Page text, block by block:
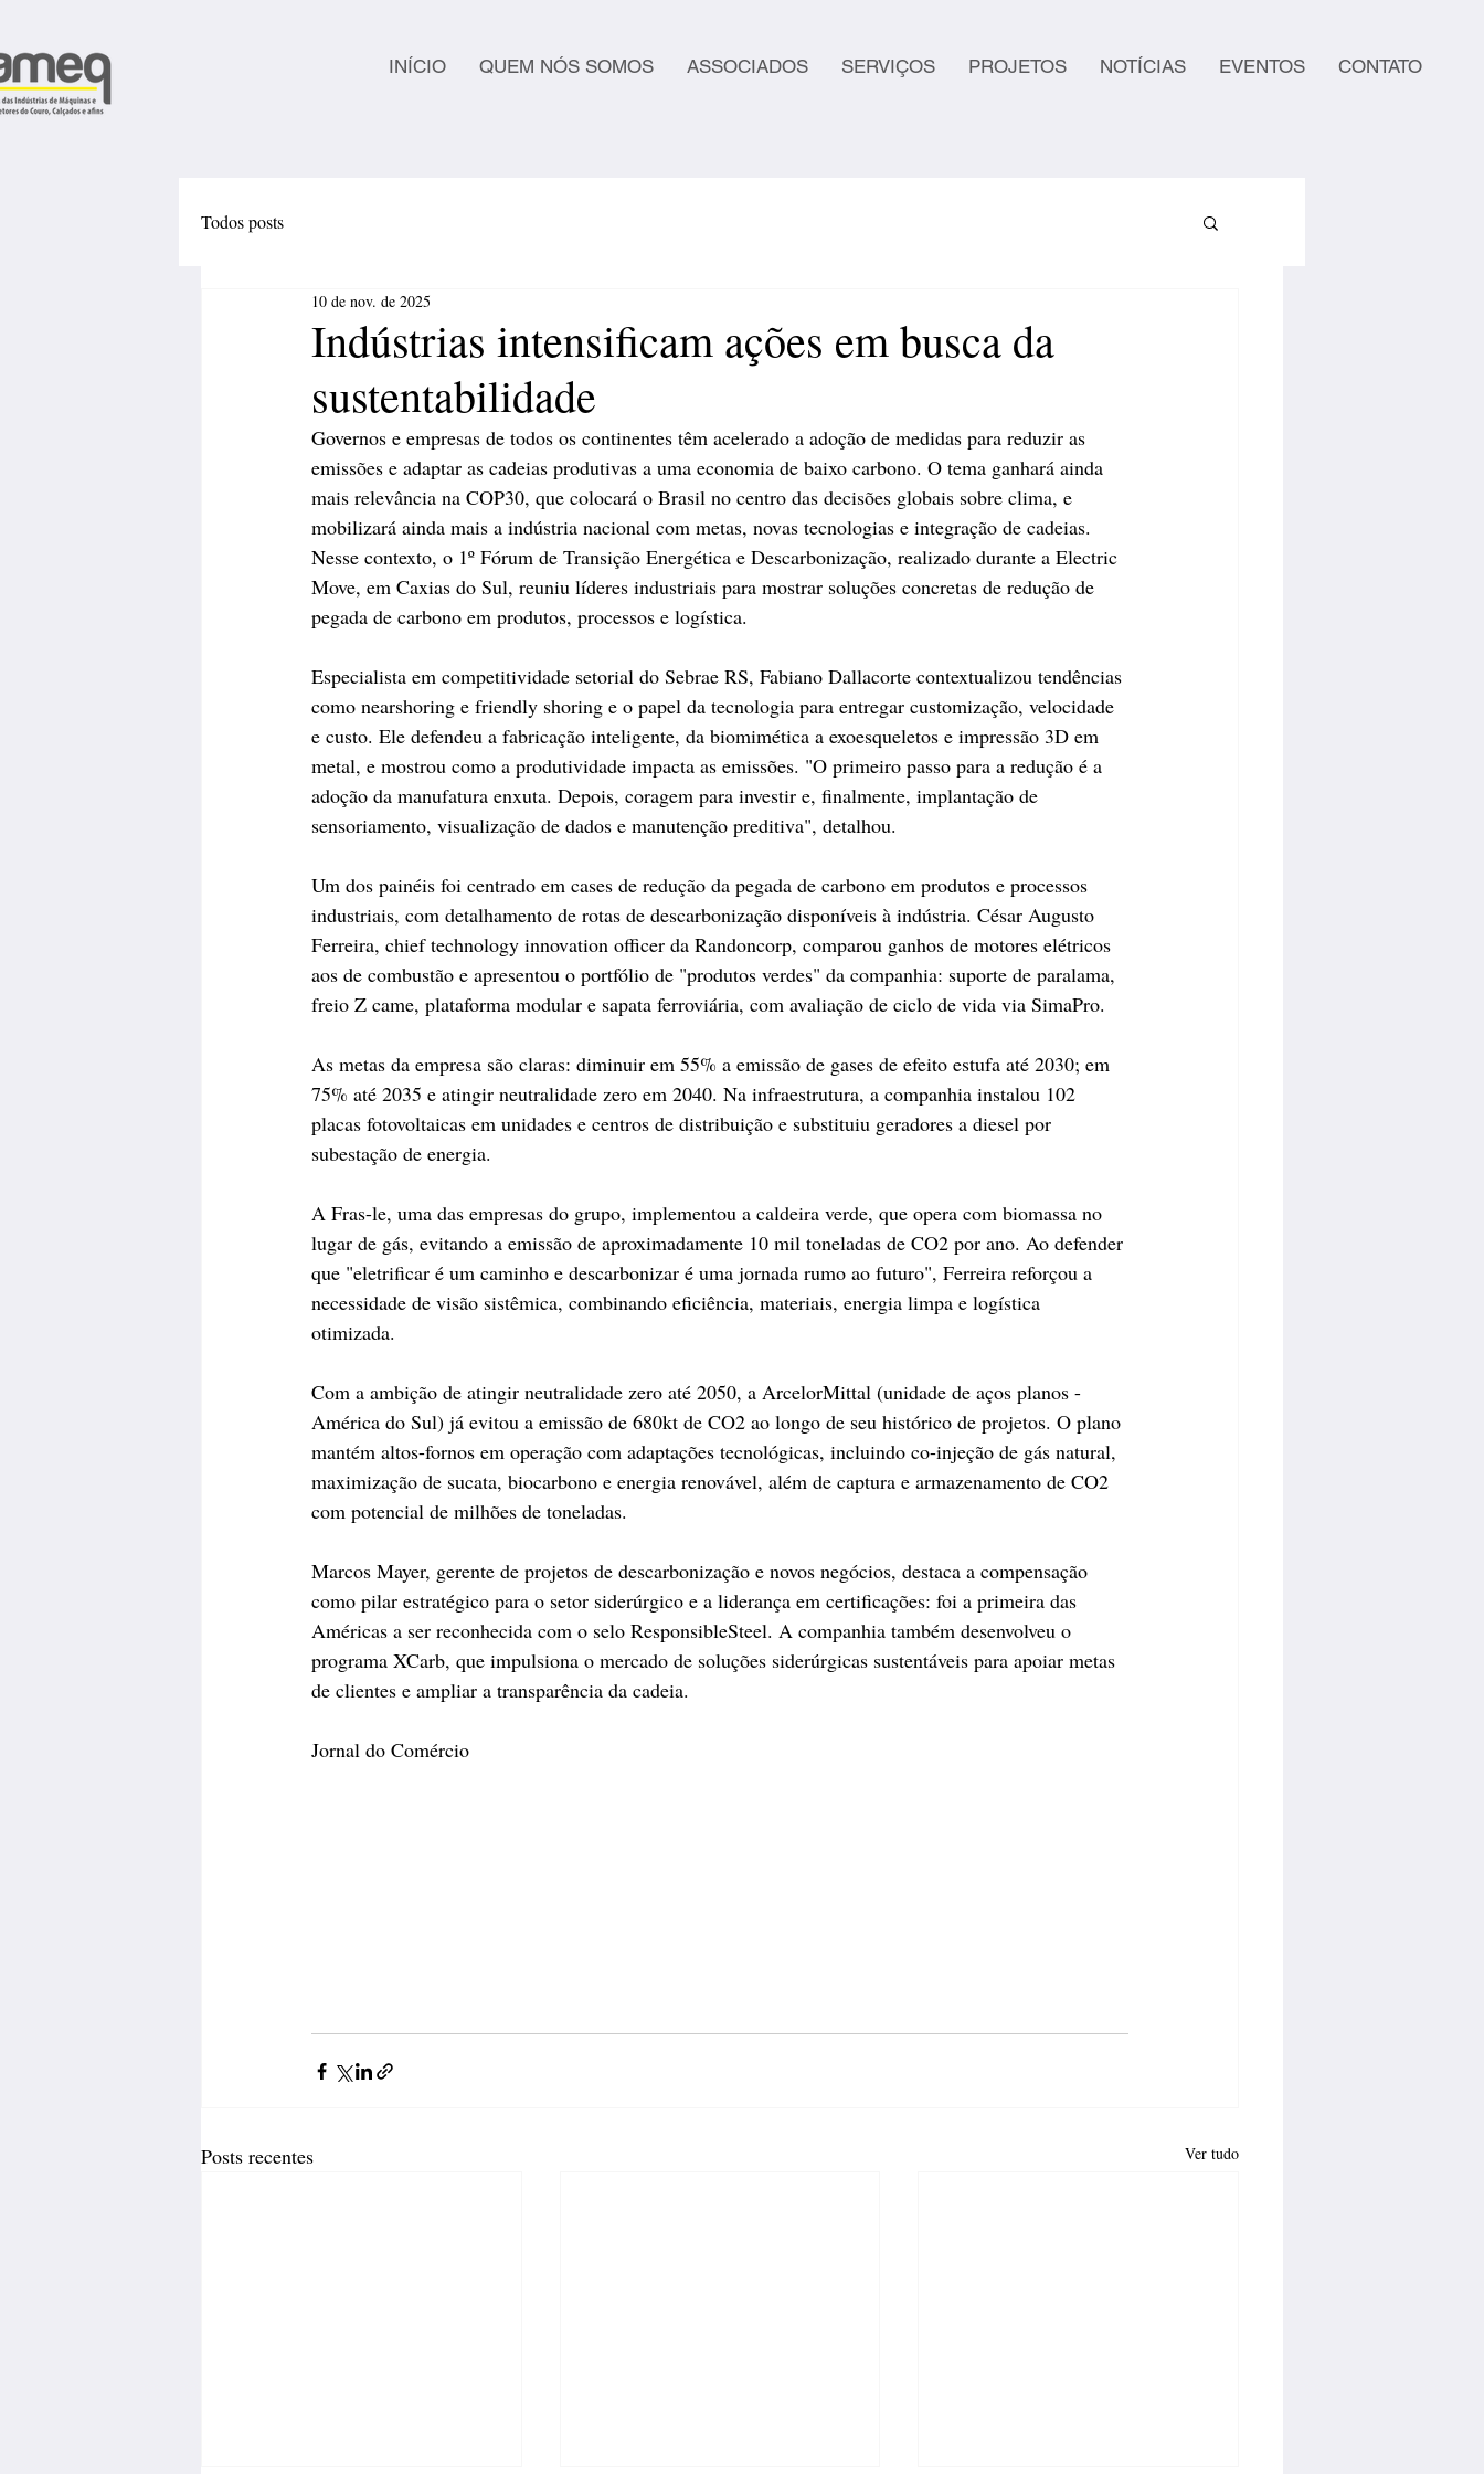
INÍCIO QUEM NÓS SOMOS ASSOCIADOS SERVIÇOS PROJETOS NOTÍCIAS EVENTOS CONTATO
Todos posts
Indústrias intensificam ações em busca da
sustentabilidade
10 de nov. de 2025
Governos e empresas de todos os continentes têm acelerado a adoção de medidas para reduzir as
emissões e adaptar as cadeias produtivas a uma economia de baixo carbono. O tema ganhará ainda
mais relevância na COP30, que colocará o Brasil no centro das decisões globais sobre clima, e
mobilizará ainda mais a indústria nacional com metas, novas tecnologias e integração de cadeias.
Nesse contexto, o 1º Fórum de Transição Energética e Descarbonização, realizado durante a Electric
Move, em Caxias do Sul, reuniu líderes industriais para mostrar soluções concretas de redução de
pegada de carbono em produtos, processos e logística.
Especialista em competitividade setorial do Sebrae RS, Fabiano Dallacorte contextualizou tendências
como nearshoring e friendly shoring e o papel da tecnologia para entregar customização, velocidade
e custo. Ele defendeu a fabricação inteligente, da biomimética a exoesqueletos e impressão 3D em
metal, e mostrou como a produtividade impacta as emissões. "O primeiro passo para a redução é a
adoção da manufatura enxuta. Depois, coragem para investir e, finalmente, implantação de
sensoriamento, visualização de dados e manutenção preditiva", detalhou.
Um dos painéis foi centrado em cases de redução da pegada de carbono em produtos e processos
industriais, com detalhamento de rotas de descarbonização disponíveis à indústria. César Augusto
Ferreira, chief technology innovation officer da Randoncorp, comparou ganhos de motores elétricos
aos de combustão e apresentou o portfólio de "produtos verdes" da companhia: suporte de paralama,
freio Z came, plataforma modular e sapata ferroviária, com avaliação de ciclo de vida via SimaPro.
As metas da empresa são claras: diminuir em 55% a emissão de gases de efeito estufa até 2030; em
75% até 2035 e atingir neutralidade zero em 2040. Na infraestrutura, a companhia instalou 102
placas fotovoltaicas em unidades e centros de distribuição e substituiu geradores a diesel por
subestação de energia.
A Fras-le, uma das empresas do grupo, implementou a caldeira verde, que opera com biomassa no
lugar de gás, evitando a emissão de aproximadamente 10 mil toneladas de CO2 por ano. Ao defender
que "eletrificar é um caminho e descarbonizar é uma jornada rumo ao futuro", Ferreira reforçou a
necessidade de visão sistêmica, combinando eficiência, materiais, energia limpa e logística
otimizada.
Com a ambição de atingir neutralidade zero até 2050, a ArcelorMittal (unidade de aços planos -
América do Sul) já evitou a emissão de 680kt de CO2 ao longo de seu histórico de projetos. O plano
mantém altos-fornos em operação com adaptações tecnológicas, incluindo co-injeção de gás natural,
maximização de sucata, biocarbono e energia renovável, além de captura e armazenamento de CO2
com potencial de milhões de toneladas.
Marcos Mayer, gerente de projetos de descarbonização e novos negócios, destaca a compensação
como pilar estratégico para o setor siderúrgico e a liderança em certificações: foi a primeira das
Américas a ser reconhecida com o selo ResponsibleSteel. A companhia também desenvolveu o
programa XCarb, que impulsiona o mercado de soluções siderúrgicas sustentáveis para apoiar metas
de clientes e ampliar a transparência da cadeia.
Jornal do Comércio
Posts recentes Ver tudo